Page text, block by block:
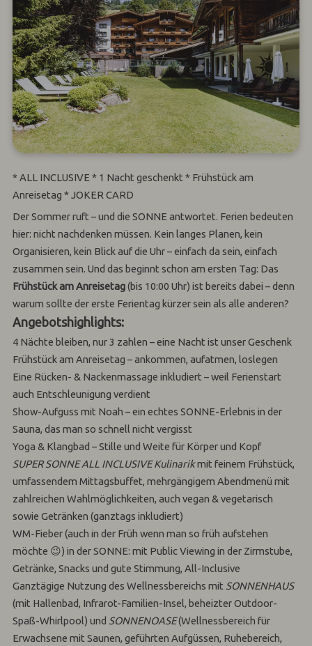
* ALL INCLUSIVE * 1 Nacht geschenkt * Frühstück am
Anreisetag * JOKER CARD
Der Sommer ruft – und die SONNE antwortet. Ferien bedeuten
hier: nicht nachdenken müssen. Kein langes Planen, kein
Organisieren, kein Blick auf die Uhr – einfach da sein, einfach
zusammen sein. Und das beginnt schon am ersten Tag: Das
Frühstück am Anreisetag(bis 10:00 Uhr) ist bereits dabei – denn
warum sollte der erste Ferientag kürzer sein als alle anderen?
Angebotshighlights:
4 Nächte bleiben, nur 3 zahlen – eine Nacht ist unser Geschenk
Frühstück am Anreisetag – ankommen, aufatmen, loslegen
Eine Rücken- & Nackenmassage inkludiert – weil Ferienstart
auch Entschleunigung verdient
Show-Aufguss mit Noah – ein echtes SONNE-Erlebnis in der
Sauna, das man so schnell nicht vergisst
Yoga & Klangbad – Stille und Weite für Körper und Kopf
SUPER SONNE ALL INCLUSIVE Kulinarikmit feinem Frühstück,
umfassendem Mittagsbuffet, mehrgängigem Abendmenü mit
zahlreichen Wahlmöglichkeiten, auch vegan & vegetarisch
sowie Getränken (ganztags inkludiert)
WM-Fieber (auch in der Früh wenn man so früh aufstehen
möchte 😉) in der SONNE: mit Public Viewing in der Zirmstube,
Getränke, Snacks und gute Stimmung, All-Inclusive
Ganztägige Nutzung des Wellnessbereichs mit SONNENHAUS
(mit Hallenbad, Infrarot-Familien-Insel, beheizter Outdoor-
Spaß-Whirlpool) und SONNENOASE(Wellnessbereich für
Erwachsene mit Saunen, geführten Aufgüssen, Ruhebereich,